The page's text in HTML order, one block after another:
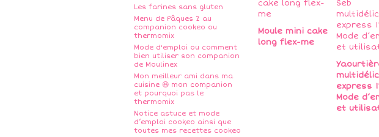
Les farines sans gluten
Menu de Pâques 2 au
companion cookeo ou
thermomix
Mode d'emploi ou comment
bien utiliser son companion
de Moulinex
Mon meilleur ami dans ma
cuisine 😆 mon companion
et pourquoi pas le
thermomix
Notice astuce et mode
d’emploi cookeo ainsi que
toutes mes recettes cookeo
Moule mini cake
long flex-me
express
Mode
et